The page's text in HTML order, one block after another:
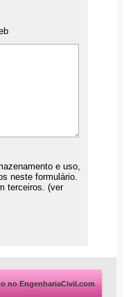
e uso,
neste formulário.
terceiros. (ver
no EngenhariaCivil.com